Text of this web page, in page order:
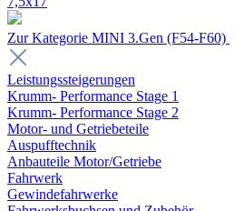
Zur Kategorie MINI 3.Gen (F54-F60)
Leistungssteigerungen
Krumm- Performance Stage 1
Krumm- Performance Stage 2
Motor- und Getriebeteile
Auspufftechnik
Anbauteile Motor/Getriebe
Fahrwerk
Gewindefahrwerke